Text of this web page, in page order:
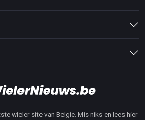
wieler site van Belgie. Mis niks en lees hier